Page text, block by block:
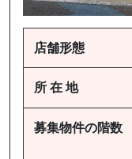
店舗形態
所 在 地
募集物件の階数